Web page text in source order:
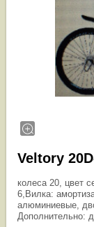
Veltory
колеса 20, цвет
6,Вилка:
алюминиевые,
Дополнительно: